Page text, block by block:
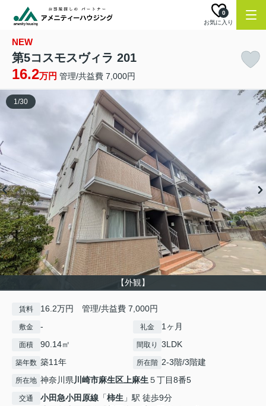
お気に入り
0
NEW
第5コスモスヴィラ 201
16.2万円 管理/共益費 7,000円
【外観】
1/30
賃料 16.2万円 管理/共益費 7,000円
敷金 - 礼金 1ヶ月
面積 90.14㎡ 間取り 3LDK
築年数 築11年 所在階 2-3階/3階建
所在地 神奈川県川崎市麻生区上麻生５丁目8番5
交通 小田急小田原線 「柿生 」駅 徒歩9分